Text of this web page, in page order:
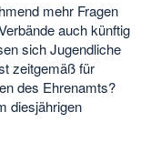
mehr Fragen
auch künftig
sich Jugendliche
zeitgemäß für
des Ehrenamts?
diesjährigen